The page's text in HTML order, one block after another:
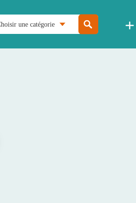
une catégorie